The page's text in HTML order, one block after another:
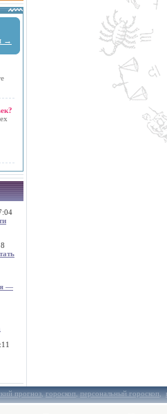
→
—
прогноз,гороскоп,персональный гороскоп,